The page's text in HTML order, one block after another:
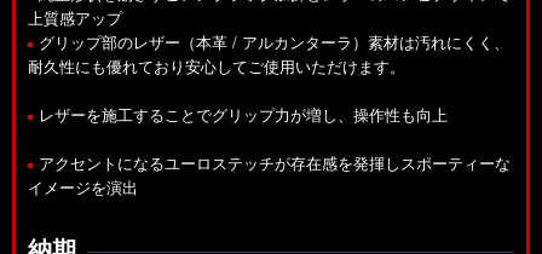
上質感アップ
グリップ部のレザー（本革 / アルカンターラ）素材は汚れにくく、
耐久性にも優れており安心してご使用いただけます。
レザーを施工することでグリップ力が増し、操作性も向上
アクセントになるユーロステッチが存在感を発揮しスポーティーな
イメージを演出